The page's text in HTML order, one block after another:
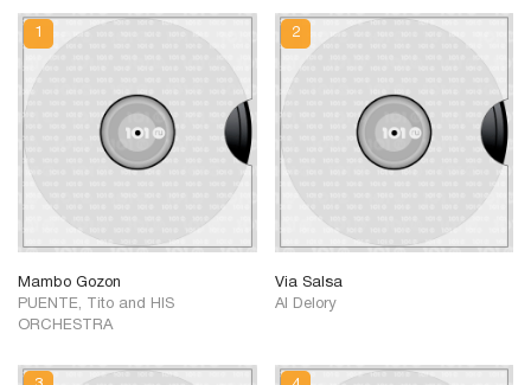
Mambo Gozon
PUENTE, Tito and HIS
ORCHESTRA
Via Salsa
Al Delory